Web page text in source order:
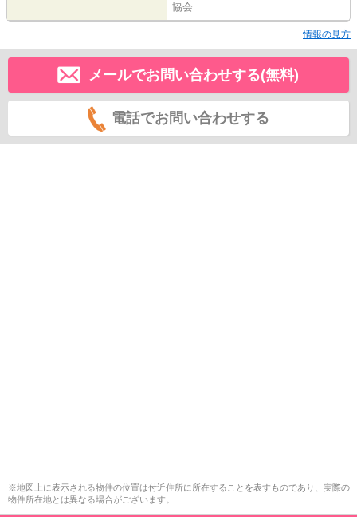
協会
情報の見方
メールでお問い合わせする(無料)
電話でお問い合わせする
※地図上に表示される物件の位置は付近住所に所在することを表すものであり、実際の
物件所在地とは異なる場合がございます。